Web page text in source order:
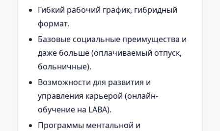
Гибкий рабочий график, гибридный
формат.
Базовые социальные преимущества и
даже больше (оплачиваемый отпуск,
больничные).
Возможности для развития и
управления карьерой (онлайн-
обучение на LABA).
Программы ментальной и